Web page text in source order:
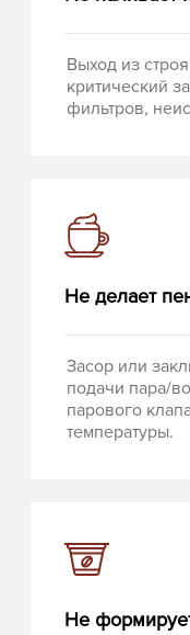
Выход из
критический
фильтров,
Не делает
Засор или
подачи пара/
парового
температуры.
Не